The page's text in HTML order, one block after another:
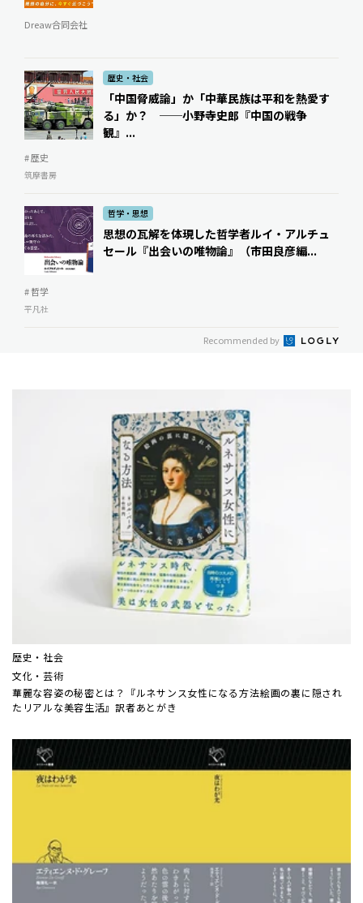
Dreaw合同会社
歴史・社会
「中国脅威論」か「中華民族は平和を熱愛す
る」か？ ──小野寺史郎『中国の戦争
観』...
# 歴史
筑摩書房
哲学・思想
思想の瓦解を体現した哲学者――ルイ・アルチュ
セール『出会いの唯物論』（市田良彦編...
# 哲学
平凡社
Recommended by
歴史・社会
文化・芸術
華麗な容姿の秘密とは？『ルネサンス女性になる方法――絵画の裏に隠され
たリアルな美容生活』訳者あとがき